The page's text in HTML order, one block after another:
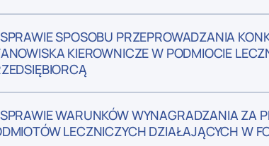
SPOSOBU PRZEPROWADZANIA
KIEROWNICZE W PODMIOCIE
WARUNKÓW WYNAGRADZANIA ZA
LECZNICZYCH DZIAŁAJĄCYCH W